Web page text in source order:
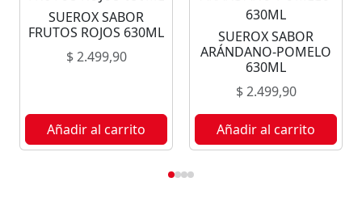
SUEROX SABOR
FRUTOS ROJOS 630ML
$2.499,90
Añadir al carrito
SUEROX SABOR
ARÁNDANO-POMELO
630ML
$2.499,90
Añadir al carrito